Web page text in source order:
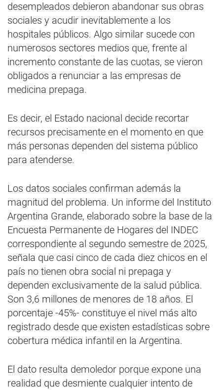
desempleados debieron abandonar sus obras
sociales y acudir inevitablemente a los
hospitales públicos. Algo similar sucede con
numerosos sectores medios que, frente al
incremento constante de las cuotas, se vieron
obligados a renunciar a las empresas de
medicina prepaga.
Es decir, el Estado nacional decide recortar
recursos precisamente en el momento en que
más personas dependen del sistema público
para atenderse.
Los datos sociales confirman además la
magnitud del problema. Un informe del Instituto
Argentina Grande, elaborado sobre la base de la
Encuesta Permanente de Hogares del INDEC
correspondiente al segundo semestre de 2025,
señala que casi cinco de cada diez chicos en el
país no tienen obra social ni prepaga y
dependen exclusivamente de la salud pública.
Son 3,6 millones de menores de 18 años. El
porcentaje -45%- constituye el nivel más alto
registrado desde que existen estadísticas sobre
cobertura médica infantil en la Argentina.
El dato resulta demoledor porque expone una
realidad que desmiente cualquier intento de